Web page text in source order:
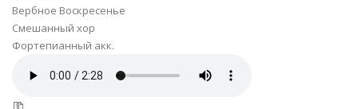
Вербное Воскресенье
Смешанный хор
Фортепианный акк.
Osanna!_klavіr.mp3